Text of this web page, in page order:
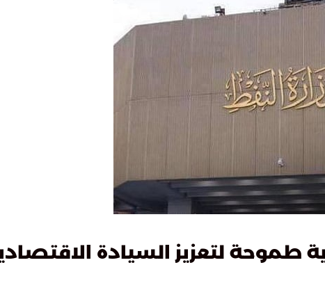
طموحة لتعزيز السيادة